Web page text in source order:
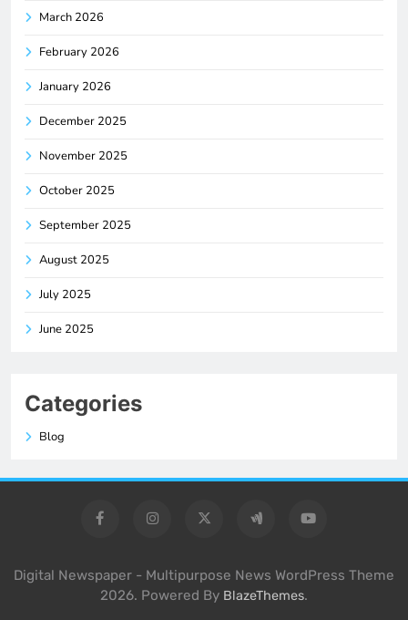
March 2026
February 2026
January 2026
December 2025
November 2025
October 2025
September 2025
August 2025
July 2025
June 2025
Categories
Blog
Digital Newspaper - Multipurpose News WordPress Theme
2026. Powered By BlazeThemes.